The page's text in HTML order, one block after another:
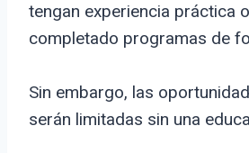
tengan experiencia práctica
completado programas de
Sin embargo, las
serán limitadas sin una